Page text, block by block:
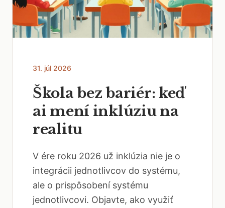
31. júl 2026
Škola bez bariér: keď
ai mení inklúziu na
realitu
V ére roku 2026 už inklúzia nie je o
integrácii jednotlivcov do systému,
ale o prispôsobení systému
jednotlivcovi. Objavte, ako využiť